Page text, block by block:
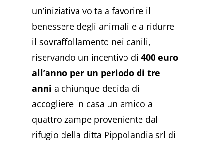
un’iniziativa volta a favorire il
benessere degli animali e a ridurre
il sovraffollamento nei canili,
riservando un incentivo di400 euro
all’anno per un periodo di tre
anni a chiunque decida di
accogliere in casa un amico a
quattro zampe proveniente dal
rifugio della ditta Pippolandia srl di